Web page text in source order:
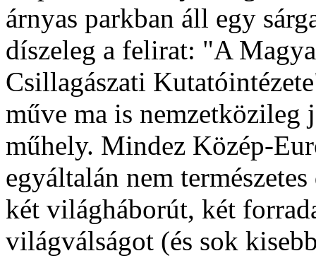
árnyas parkban áll egy
díszeleg a felirat: "A
Csillagászati
műve ma is nemzetközileg
műhely. Mindez Közép-
egyáltalán nem
két világháborút, két
világválságot (és sok